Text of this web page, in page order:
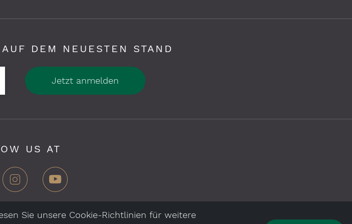
DEM NEUESTEN STAND
Jetzt anmelden
US AT
Sie unsere Cookie-Richtlinien für weitere